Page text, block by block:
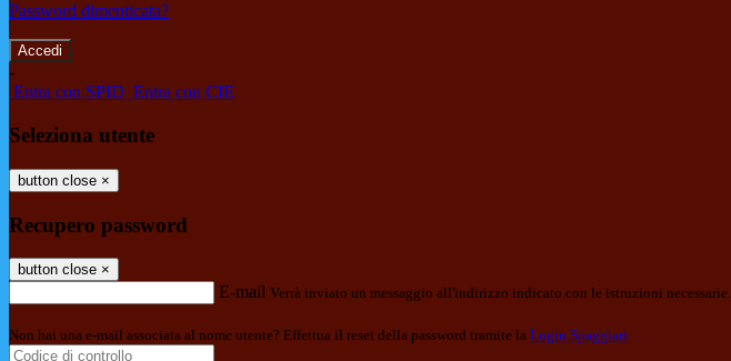
Password dimenticata?
-
Entra con SPID Entra con CIE
Seleziona utente
button close ×
Recupero password
button close ×
E-mail Verrà inviato un messaggio all'indirizzo indicato con le istruzioni necessarie.
Non hai una e-mail associata al nome utente? Effettua il reset della password tramite la Login Spaggiari